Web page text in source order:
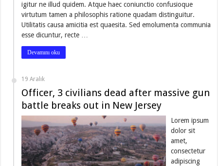
igitur ne illud quidem. Atque haec coniunctio confusioque
virtutum tamen a philosophis ratione quadam distinguitur.
Utilitatis causa amicitia est quaesita. Sed emolumenta communia
esse dicuntur, recte …
Devamını oku
19 Aralık
Officer, 3 civilians dead after massive gun
battle breaks out in New Jersey
Lorem ipsum
dolor sit
amet,
consectetur
adipiscing